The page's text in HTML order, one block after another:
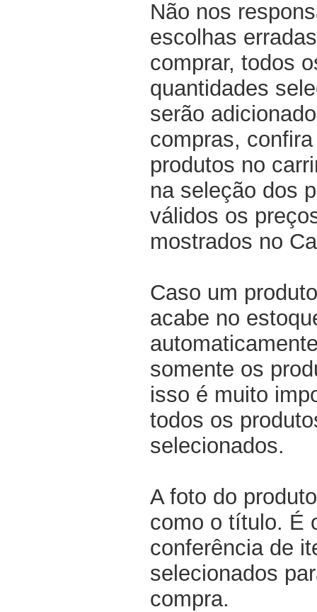
Não nos
escolhas
comprar, todos
quantidades
serão
compras,
produtos no
na seleção dos
válidos os
mostrados no
Caso um
acabe no
somente os
isso é muito
todos os
selecionados.
A foto do
como o título. É
conferência de
selecionados
compra.